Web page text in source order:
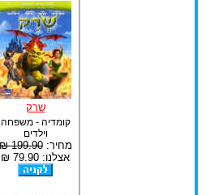
שרק
קומדיה - משפחה
וילדים
מחיר:199.90 ₪
אצלנו: 79.90 ₪